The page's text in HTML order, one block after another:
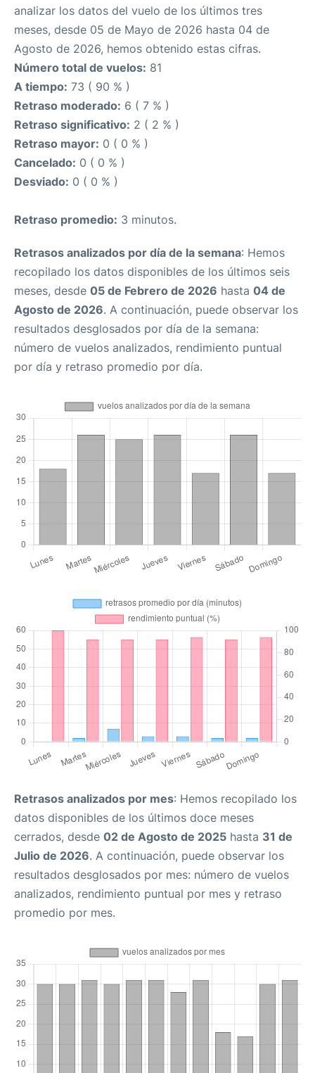
analizar los datos del vuelo de los últimos tres
meses, desde 05 de Mayo de 2026 hasta 04 de
Agosto de 2026, hemos obtenido estas cifras.
Número total de vuelos: 81
A tiempo: 73 ( 90 % )
Retraso moderado: 6 ( 7 % )
Retraso significativo: 2 ( 2 % )
Retraso mayor: 0 ( 0 % )
Cancelado: 0 ( 0 % )
Desviado: 0 ( 0 % )
Retraso promedio: 3 minutos.
Retrasos analizados por día de la semana: Hemos
recopilado los datos disponibles de los últimos seis
meses, desde 05 de Febrero de 2026 hasta 04 de
Agosto de 2026. A continuación, puede observar los
resultados desglosados por día de la semana:
número de vuelos analizados, rendimiento puntual
por día y retraso promedio por día.
Retrasos analizados por mes: Hemos recopilado los
datos disponibles de los últimos doce meses
cerrados, desde 02 de Agosto de 2025 hasta 31 de
Julio de 2026. A continuación, puede observar los
resultados desglosados por mes: número de vuelos
analizados, rendimiento puntual por mes y retraso
promedio por mes.